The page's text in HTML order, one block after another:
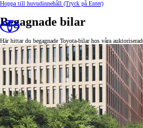
Hoppa till huvudinnehåll (Tryck på Enter)
Begagnade bilar
Här hittar du begagnade Toyota-bilar hos våra